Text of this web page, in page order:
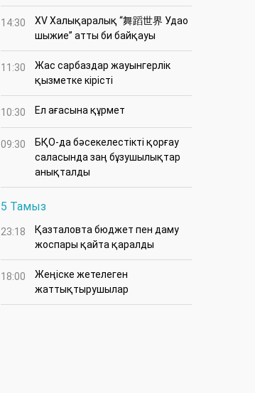
14:30
XV Халықаралық “舞蹈世界 Удао
шыжие” атты би байқауы
11:30
Жас сарбаздар жауынгерлік
қызметке кірісті
10:30 Ел ағасына құрмет
09:30
БҚО-да бәсекелестікті қорғау
саласында заң бұзушылықтар
анықталды
5 Тамыз
23:18
Қазталовта бюджет пен даму
жоспары қайта қаралды
18:00
Жеңіске жетелеген
жаттықтырушылар